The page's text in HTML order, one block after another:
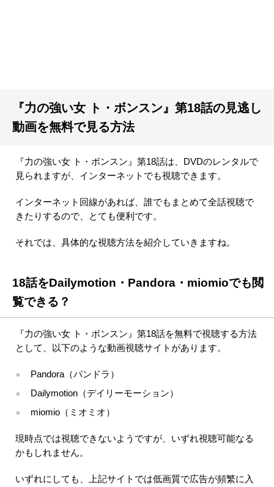
『力の強い女 ト・ボンスン』第18話の見逃し
動画を無料で見る方法
『力の強い女 ト・ボンスン』第18話は、DVDのレンタルで
見られますが、インターネットでも視聴できます。
インターネット回線があれば、誰でもまとめて全話視聴で
きたりするので、とても便利です。
それでは、具体的な視聴方法を紹介していきますね。
18話をDailymotion・Pandora・miomioでも閲
覧できる？
『力の強い女 ト・ボンスン』第18話を無料で視聴する方法
として、以下のような動画視聴サイトがあります。
Pandora（パンドラ）
Dailymotion（デイリーモーション）
miomio（ミオミオ）
現時点では視聴できないようですが、いずれ視聴可能なる
かもしれません。
いずれにしても、上記サイトでは低画質で広告が頻繁に入